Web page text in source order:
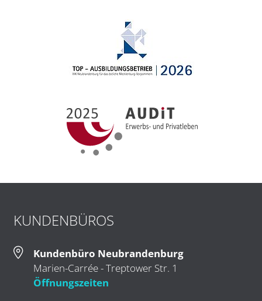
KUNDENBÜROS
Kundenbüro Neubrandenburg
Marien-Carrée - Treptower Str. 1
Öffnungszeiten